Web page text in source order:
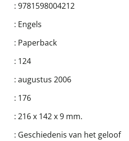
: 9781598004212
: Engels
: Paperback
: 124
: augustus 2006
: 176
: 216 x 142 x 9 mm.
: Geschiedenis van het geloof